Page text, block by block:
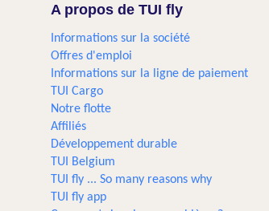
A propos de TUI fly
Informations sur la société
Offres d'emploi
Informations sur la ligne de paiement
TUI Cargo
Notre flotte
Affiliés
Développement durable
TUI Belgium
TUI fly ... So many reasons why
TUI fly app